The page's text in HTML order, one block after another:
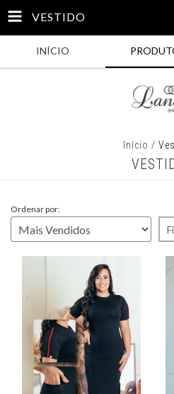
VESTIDO
INÍCIO
Início /
Ordenar por: